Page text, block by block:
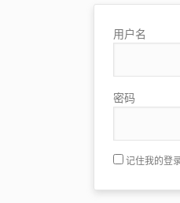
用户名
密码
记住我的登